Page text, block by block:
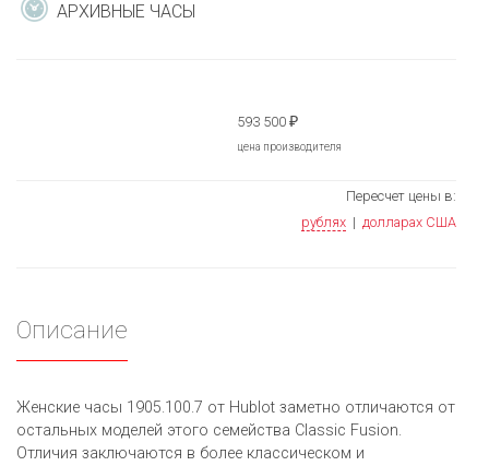
АРХИВНЫЕ ЧАСЫ
593 500 ₽
цена производителя
Пересчет цены в:
рублях | долларах США
Описание
Женские часы 1905.100.7 от Hublot заметно отличаются от
остальных моделей этого семейства Classic Fusion.
Отличия заключаются в более классическом и